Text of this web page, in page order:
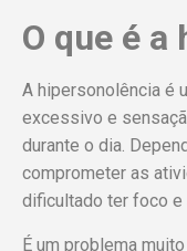
O que é
A hipersonolência é
excessivo e
durante o dia.
comprometer as
dificultado ter foco e
É um problema